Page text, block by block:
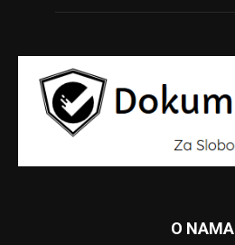
O NAMA